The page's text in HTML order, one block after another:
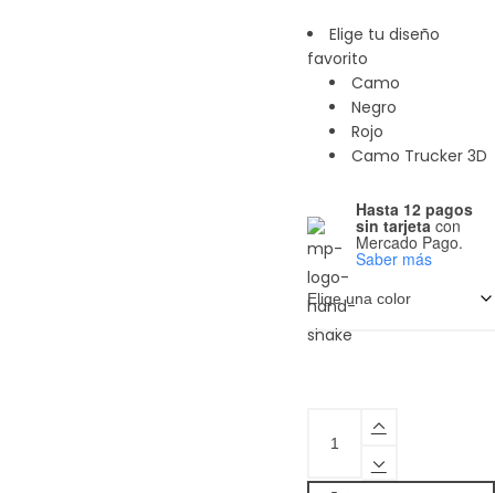
Elige tu diseño
favorito
Camo
Negro
Rojo
Camo Trucker 3D
Hasta 12 pagos
sin tarjeta con
Mercado Pago.
Saber más
KOLTDOWN
Gorra
Material:
Impresión:
bordado
Tallas:
unitalla
ajustable
Trucker
3D
Material:
acrílico
Impresión:
unitalla
ajustable